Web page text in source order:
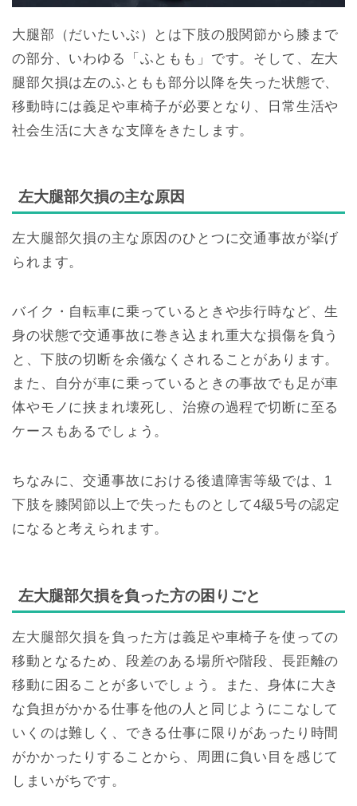
大腿部（だいたいぶ）とは下肢の股関節から膝まで
の部分、いわゆる「ふともも」です。そして、左大
腿部欠損は左のふともも部分以降を失った状態で、
移動時には義足や車椅子が必要となり、日常生活や
社会生活に大きな支障をきたします。
左大腿部欠損の主な原因
左大腿部欠損の主な原因のひとつに交通事故が挙げ
られます。
バイク・自転車に乗っているときや歩行時など、生
身の状態で交通事故に巻き込まれ重大な損傷を負う
と、下肢の切断を余儀なくされることがあります。
また、自分が車に乗っているときの事故でも足が車
体やモノに挟まれ壊死し、治療の過程で切断に至る
ケースもあるでしょう。
ちなみに、交通事故における後遺障害等級では、1
下肢を膝関節以上で失ったものとして4級5号の認定
になると考えられます。
左大腿部欠損を負った方の困りごと
左大腿部欠損を負った方は義足や車椅子を使っての
移動となるため、段差のある場所や階段、長距離の
移動に困ることが多いでしょう。また、身体に大き
な負担がかかる仕事を他の人と同じようにこなして
いくのは難しく、できる仕事に限りがあったり時間
がかかったりすることから、周囲に負い目を感じて
しまいがちです。